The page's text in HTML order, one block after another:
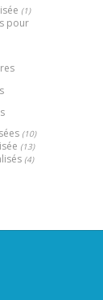
(1)
pour
(10)
(13)
(4)